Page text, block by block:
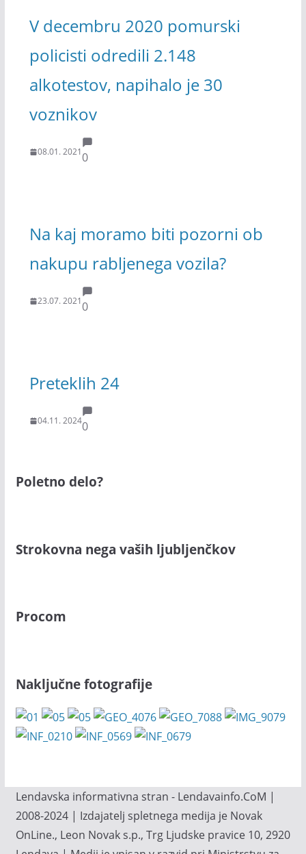
V decembru 2020 pomurski
policisti odredili 2.148
alkotestov, napihalo je 30
voznikov
08.01. 20210
Na kaj moramo biti pozorni ob
nakupu rabljenega vozila?
23.07. 20210
Preteklih 24
04.11. 20240
Poletno delo?
Strokovna nega vaših ljubljenčkov
Procom
Naključne fotografije
Lendavska informativna stran - Lendavainfo.CoM |
2008-2024 | Izdajatelj spletnega medija je Novak
OnLine., Leon Novak s.p., Trg Ljudske pravice 10, 2920